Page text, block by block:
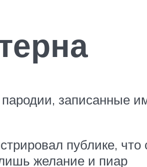
записанные
публике,
желание и пиар